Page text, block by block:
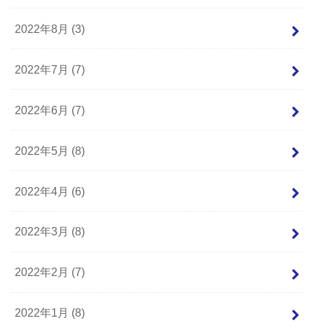
2022年8月 (3)
2022年7月 (7)
2022年6月 (7)
2022年5月 (8)
2022年4月 (6)
2022年3月 (8)
2022年2月 (7)
2022年1月 (8)